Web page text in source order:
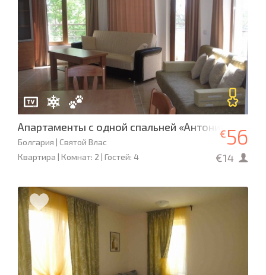
Апартаменты с одной спальней «Антония» L- 88
Болгария | Святой Влас
Квартира | Комнат: 2 | Гостей: 4
€56
€14